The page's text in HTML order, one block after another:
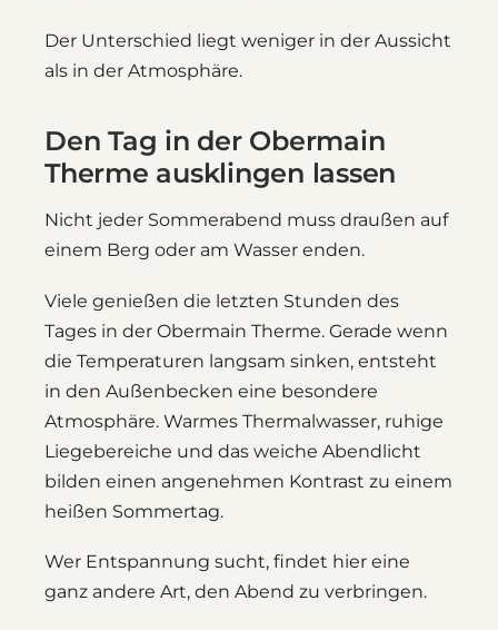
Der Unterschied liegt weniger in der Aussicht
als in der Atmosphäre.
Den Tag in der Obermain
Therme ausklingen lassen
Nicht jeder Sommerabend muss draußen auf
einem Berg oder am Wasser enden.
Viele genießen die letzten Stunden des
Tages in der Obermain Therme. Gerade wenn
die Temperaturen langsam sinken, entsteht
in den Außenbecken eine besondere
Atmosphäre. Warmes Thermalwasser, ruhige
Liegebereiche und das weiche Abendlicht
bilden einen angenehmen Kontrast zu einem
heißen Sommertag.
Wer Entspannung sucht, findet hier eine
ganz andere Art, den Abend zu verbringen.